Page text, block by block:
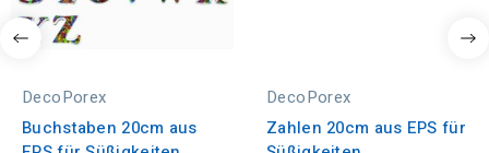
DecoPorex
Buchstaben 20cm aus
DecoPorex
Zahlen 20cm aus EPS für